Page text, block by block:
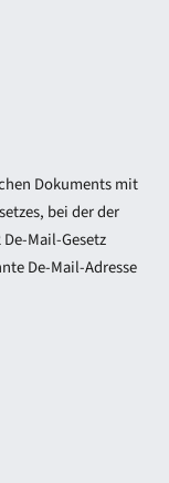
Dokuments mit
bei der der
Mail-Gesetz
De-Mail-Adresse